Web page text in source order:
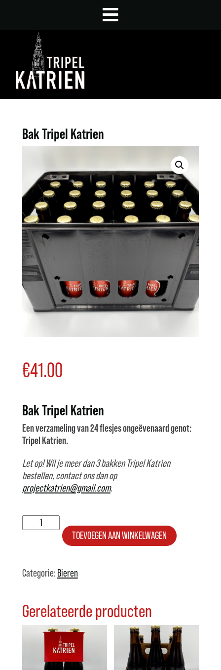
Bak Tripel Katrien
€41.00
Bak Tripel Katrien
Een verzameling van 24 flesjes ongeëvenaard genot:
Tripel Katrien.
Let op! Wil je meer dan 3 bakken Tripel Katrien
bestellen, contact ons dan op
projectkatrien@gmail.com.
Tripel
TOEVOEGEN AAN WINKELWAGEN
Categorie: Bieren
Gerelateerde producten